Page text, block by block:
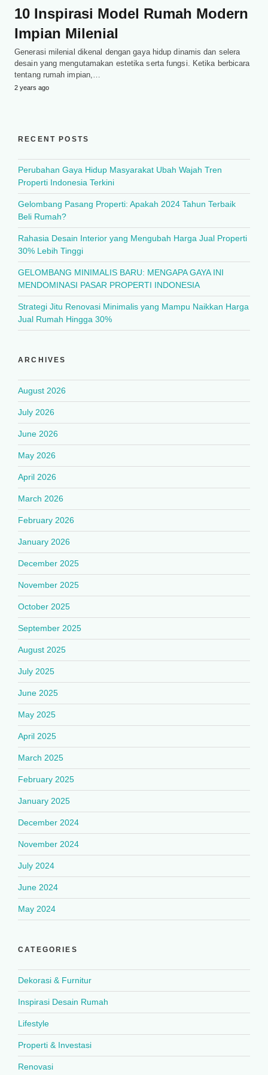
10 Inspirasi Model Rumah Modern
Impian Milenial
Generasi milenial dikenal dengan gaya hidup dinamis dan selera
desain yang mengutamakan estetika serta fungsi. Ketika berbicara
tentang rumah impian,…
2 years ago
RECENT POSTS
Perubahan Gaya Hidup Masyarakat Ubah Wajah Tren
Properti Indonesia Terkini
Gelombang Pasang Properti: Apakah 2024 Tahun Terbaik
Beli Rumah?
Rahasia Desain Interior yang Mengubah Harga Jual Properti
30% Lebih Tinggi
GELOMBANG MINIMALIS BARU: MENGAPA GAYA INI
MENDOMINASI PASAR PROPERTI INDONESIA
Strategi Jitu Renovasi Minimalis yang Mampu Naikkan Harga
Jual Rumah Hingga 30%
ARCHIVES
August 2026
July 2026
June 2026
May 2026
April 2026
March 2026
February 2026
January 2026
December 2025
November 2025
October 2025
September 2025
August 2025
July 2025
June 2025
May 2025
April 2025
March 2025
February 2025
January 2025
December 2024
November 2024
July 2024
June 2024
May 2024
CATEGORIES
Dekorasi & Furnitur
Inspirasi Desain Rumah
Lifestyle
Properti & Investasi
Renovasi